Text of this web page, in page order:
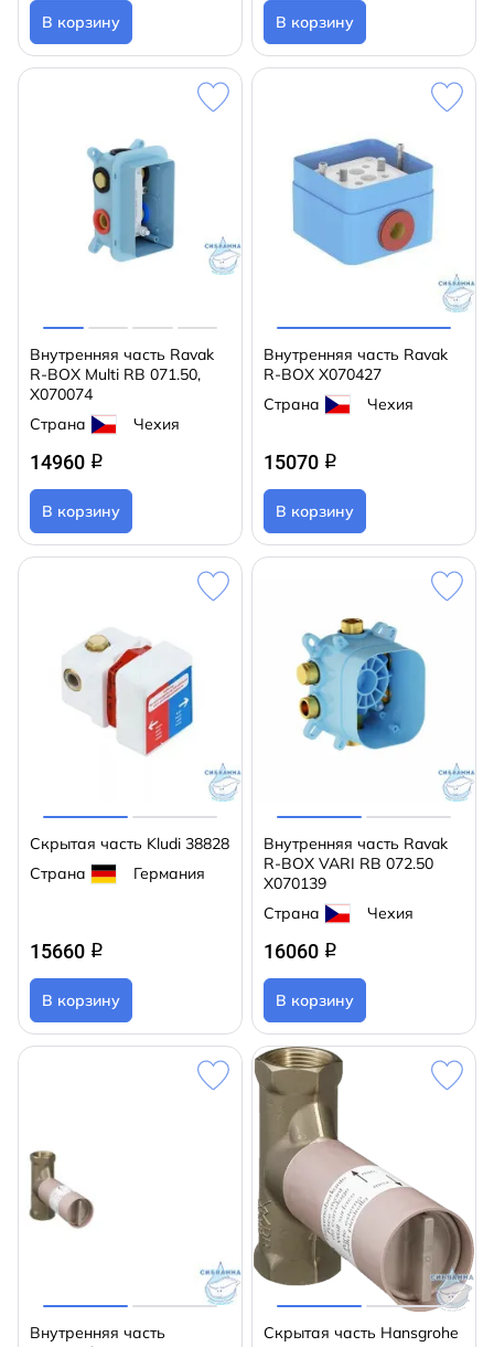
В корзину В корзину
Внутренняя часть Ravak
R-BOX Multi RB 071.50,
X070074
Страна
Чехия
14960 q
В корзину
Внутренняя часть Ravak
R-BOX X070427
Страна
Чехия
15070 q
В корзину
Скрытая часть Kludi 38828
Страна
Германия
15660 q
В корзину
Внутренняя часть Ravak
R-BOX VARI RB 072.50
X070139
Страна
Чехия
16060 q
В корзину
Внутренняя часть
Скрытая часть Hansgrohe